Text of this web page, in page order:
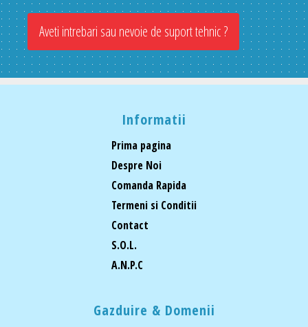
Aveti intrebari sau nevoie de suport tehnic ?
Informatii
Prima pagina
Despre Noi
Comanda Rapida
Termeni si Conditii
Contact
S.O.L.
A.N.P.C
Gazduire & Domenii